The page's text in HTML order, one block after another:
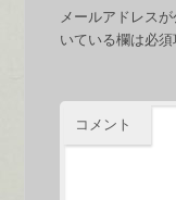
メールアドレス
いている欄は必須
コメント